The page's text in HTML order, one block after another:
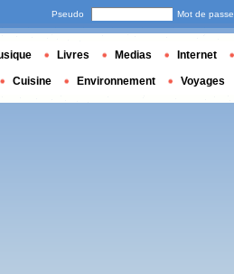
Pseudo Mot de passe
Livres Medias Internet
Cuisine Environnement Voyages